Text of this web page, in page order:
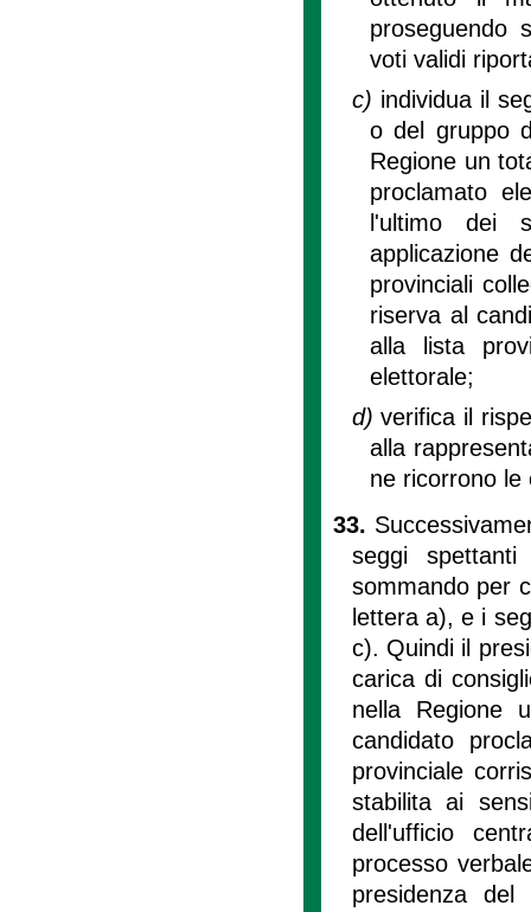
proseguendo
voti validi
c) individua il
o del gruppo
Regione un
proclamato
l'ultimo dei
applicazione
provinciali
riserva al
alla lista
elettorale;
d)verifica il
alla
ne ricorrono le
33.
seggi
sommando per
lettera a), e i
c). Quindi il
carica di
nella Regione
candidato
provinciale
stabilita ai
dell'ufficio
processo
presidenza